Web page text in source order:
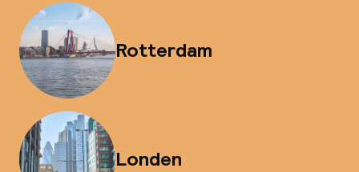
Rotterdam
Londen